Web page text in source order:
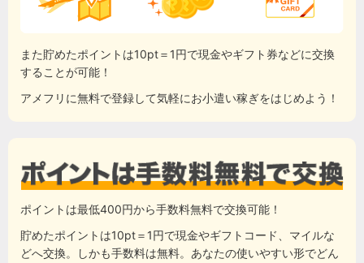
また貯めたポイントは10pt＝1円で現金やギフト券などに交換
することが可能！
アメフリに無料で登録して気軽にお小遣い稼ぎをはじめよう！
ポイントは最低400円から手数料無料で交換可能！
貯めたポイントは10pt＝1円で現金やギフトコード、マイルな
どへ交換。しかも手数料は無料。あなたの使いやすい形でどん